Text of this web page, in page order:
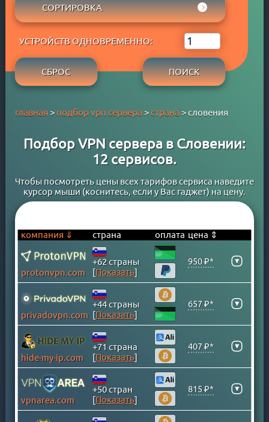
АРУБА
АФГАНИСТАН
БАРБАДОС
БАХРЕЙН
БЕЛЬГИЯ
БОЛГАРИЯ
БОЛИВИЯ
БОСНИЯ
БРАЗИЛИЯ
ВЕЛИКОБРИТАНИЯ
ВЕНГРИЯ
ВЕНЕСУЭЛА
ВИРГИНСКИЕ ОСТРОВА
ВЬЕТНАМ
ГАНА
ГЕРМАНИЯ
ГОНКОНГ
ГРЕНЛАНДИЯ
ГРЕЦИЯ
ГРУЗИЯ
ДАНИЯ
APPLE PAY
PAYPAL
PERFECT MONEY
QIWI
WEBMONEY
БАНКОВСКАЯ КАРТА
БАНКОВСКИЙ ПЕРЕВОД
КРИПТОВАЛЮТА
ЮMONEY
ADBLOCK
СОБСТВЕННЫЙ DNS
P2P
STREAM
БЕСПЛАТНЫЙ ПЕРИОД
TORRENT
СОРТИРОВКА
ЦЕНА ⇓
ЦЕНА ⇑
УСТРОЙСТВ ОДНОВРЕМЕННО:
СБРОС ПОИСК
главная > подбор vpn сервера >страна > словения
Подбор VPN сервера в Словении:
12 сервисов.
Чтобы посмотреть цены всех тарифов сервиса наведите
курсор мыши (коснитесь, если у Вас гаджет) на цену.
компания ⇓ страна оплата цена ⇕
protonvpn.com
+62 страны
[Показать]
950 ₽* ▾
privadovpn.com
+44 страны
[Показать]
657 ₽* ▾
hide-my-ip.com
+71 страна
[Показать]
407 ₽* ▾
vpnarea.com
+50 стран
[Показать]
815 ₽* ▾